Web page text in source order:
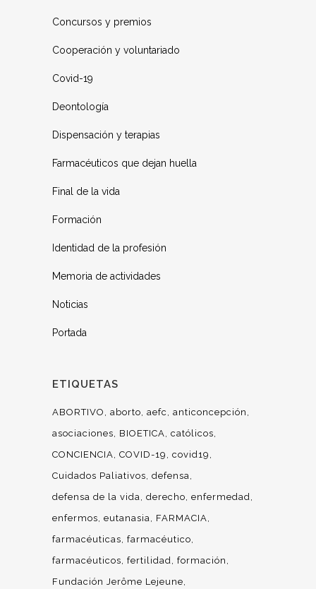
Concursos y premios
Cooperación y voluntariado
Covid-19
Deontología
Dispensación y terapias
Farmacéuticos que dejan huella
Final de la vida
Formación
Identidad de la profesión
Memoria de actividades
Noticias
Portada
ETIQUETAS
ABORTIVO aborto aefc
anticoncepción
asociaciones
BIOETICA católicos
CONCIENCIA COVID-19
covid19
Cuidados Paliativos defensa
defensa de la vida derecho enfermedad
enfermos eutanasia
FARMACIA
farmacéuticas farmacéutico
farmacéuticos fertilidad formación
Fundación Jerôme Lejeune